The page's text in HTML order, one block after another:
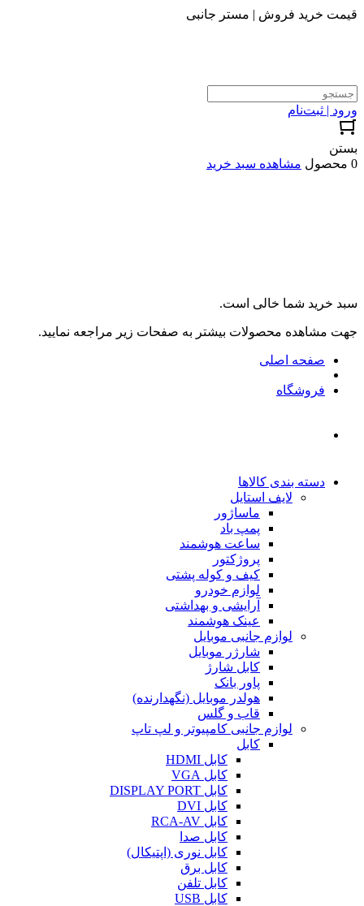
قیمت خرید فروش | مستر جانبی
ورود | ثبت‌نام
بستن
0 محصول
مشاهده سبد خرید
سبد خرید شما خالی است.
جهت مشاهده محصولات بیشتر به صفحات زیر مراجعه نمایید.
صفحه اصلی
فروشگاه
دسته بندی کالاها
لایف استایل
ماساژور
پمپ باد
ساعت هوشمند
پروژکتور
کیف و کوله پشتی
لوازم خودرو
آرایشی و بهداشتی
عینک هوشمند
لوازم جانبی موبایل
شارژر موبایل
کابل شارژ
پاور بانک
هولدر موبایل (نگهدارنده)
قاب و گلس
لوازم جانبی کامپیوتر و لپ تاپ
کابل
کابل HDMI
کابل VGA
کابل DISPLAY PORT
کابل DVI
کابل RCA-AV
کابل صدا
کابل نوری (اپتیکال)
کابل برق
کابل تلفن
کابل USB